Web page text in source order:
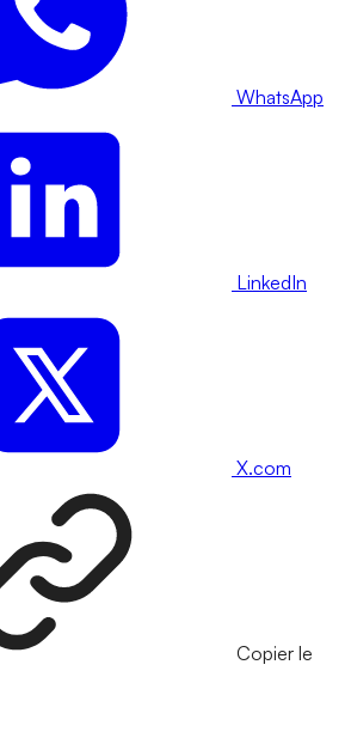
WhatsApp
LinkedIn
X.com
Copier le